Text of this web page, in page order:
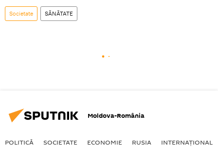
Societate SĂNĂTATE
Moldova-România
POLITICĂ SOCIETATE ECONOMIE RUSIA INTERNAŢIONAL